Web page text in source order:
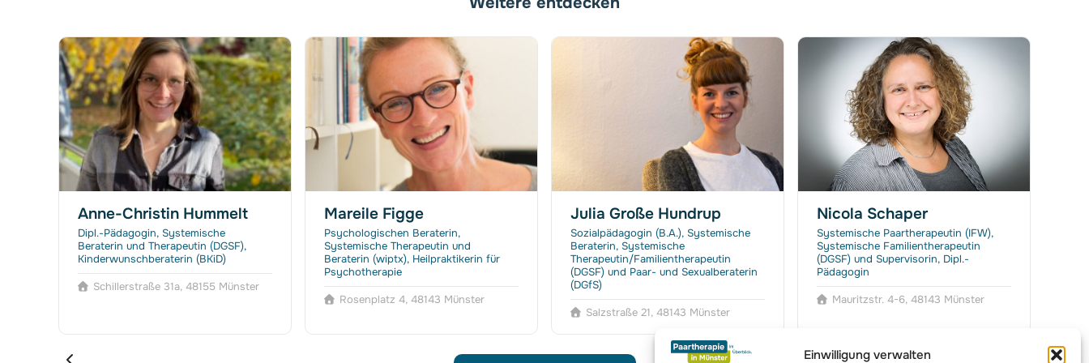
Einwilligung verwalten
Anne-Christin Hummelt
Dipl.-Pädagogin, Systemische
Beraterin und Therapeutin (DGSF),
Kinderwunschberaterin (BKiD)
Schillerstraße 31a, 48155 Münster
Mareile Figge
Psychologischen Beraterin,
Systemische Therapeutin und
Beraterin (wiptx), Heilpraktikerin für
Psychotherapie
Rosenplatz 4, 48143 Münster
Julia Große Hundrup
Sozialpädagogin (B.A.), Systemische
Beraterin, Systemische
Therapeutin/Familientherapeutin
(DGSF) und Paar- und Sexualberaterin
(DGfS)
Salzstraße 21, 48143 Münster
Nicola Schaper
Systemische Paartherapeutin (IFW),
Systemische Familientherapeutin
(DGSF) und Supervisorin, Dipl.-
Pädagogin
Mauritzstr. 4-6, 48143 Münster